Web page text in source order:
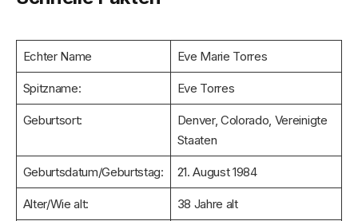
Echter Name Eve Marie Torres
Spitzname: Eve Torres
Geburtsort:
Denver, Colorado, Vereinigte
Staaten
Geburtsdatum/Geburtstag: 21. August 1984
Alter/Wie alt: 38 Jahre alt